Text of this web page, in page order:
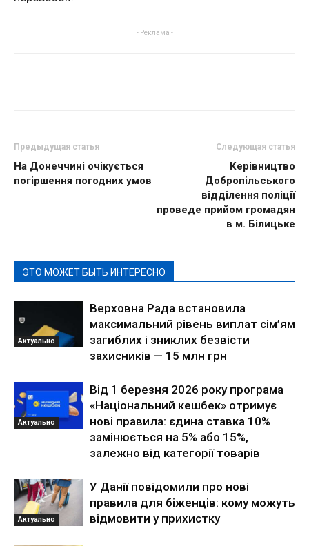
- Реклама -
Предыдущая статья
На Донеччині очікується
погіршення погодних умов
Следующая статья
Керівництво
Добропільського
відділення поліції
проведе прийом громадян
в м. Білицьке
ЭТО МОЖЕТ БЫТЬ ИНТЕРЕСНО
Актуально
Верховна Рада встановила
максимальний рівень виплат сім’ям
загиблих і зниклих безвісти
захисників — 15 млн грн
Актуально
Від 1 березня 2026 року програма
«Національний кешбек» отримує
нові правила: єдина ставка 10%
замінюється на 5% або 15%,
залежно від категорії товарів
Актуально
У Данії повідомили про нові
правила для біженців: кому можуть
відмовити у прихистку